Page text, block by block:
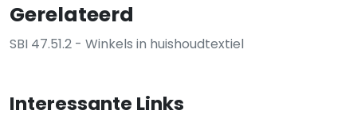
Gerelateerd
SBI 47.51.2 - Winkels in huishoudtextiel
Interessante Links